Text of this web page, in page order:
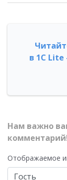
в 1С
Нам важно
Отображаемое